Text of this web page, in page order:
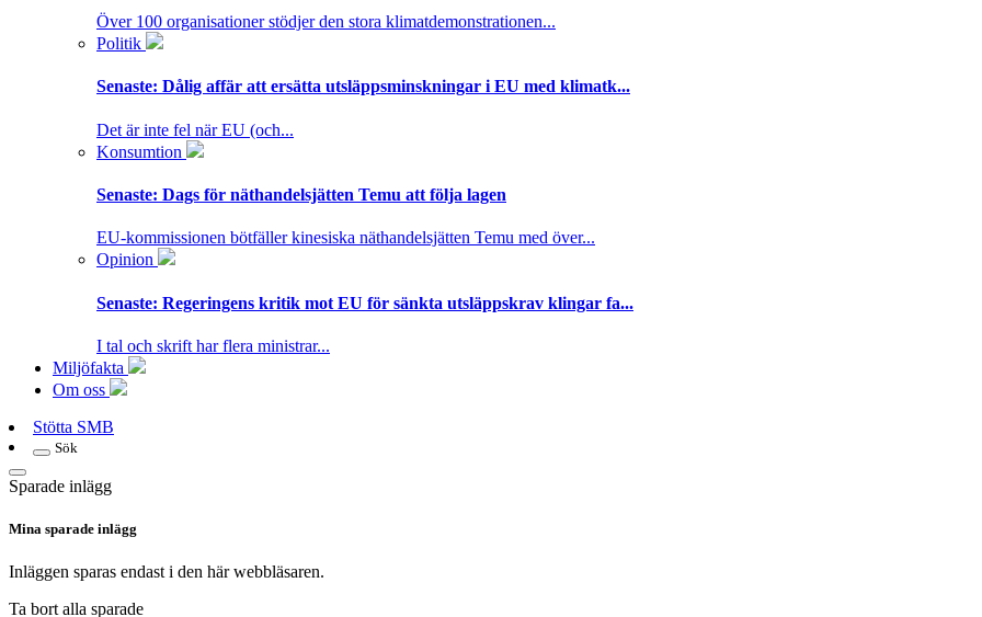
Över 100 organisationer stödjer den stora klimatdemonstrationen...
Politik
Senaste: Dålig affär att ersätta utsläppsminskningar i EU med klimatk...
Det är inte fel när EU (och...
Konsumtion
Senaste: Dags för näthandelsjätten Temu att följa lagen
EU-kommissionen bötfäller kinesiska näthandelsjätten Temu med över...
Opinion
Senaste: Regeringens kritik mot EU för sänkta utsläppskrav klingar fa...
I tal och skrift har flera ministrar...
Miljöfakta
Om oss
Stötta SMB
Sök
Sparade inlägg
Mina sparade inlägg
Inläggen sparas endast i den här webbläsaren.
Ta bort alla sparade